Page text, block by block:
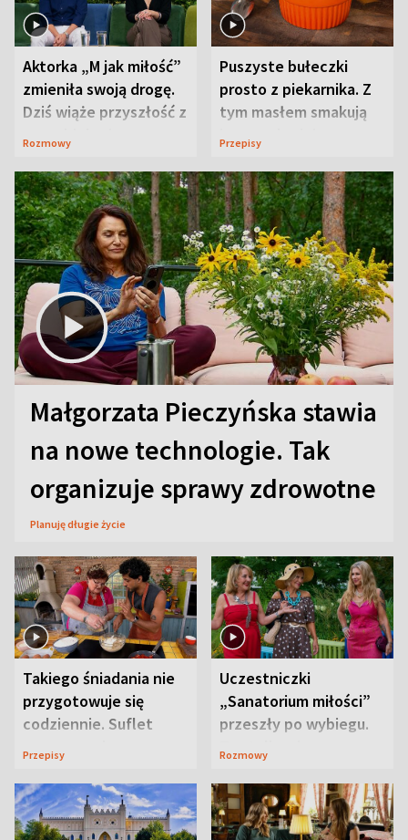
Aktorka „M jak miłość”
zmieniła swoją drogę.
Dziś wiąże przyszłość z
neurobiologią
Rozmowy
Puszyste bułeczki
prosto z piekarnika. Z
tym masłem smakują
jeszcze lepiej
Przepisy
Małgorzata Pieczyńska stawia
na nowe technologie. Tak
organizuje sprawy zdrowotne
Planuję długie życie
Takiego śniadania nie
przygotowuje się
codziennie. Suflet
serowy zachwyca
Przepisy
Uczestniczki
„Sanatorium miłości”
przeszły po wybiegu.
Te stylizacje
Rozmowy